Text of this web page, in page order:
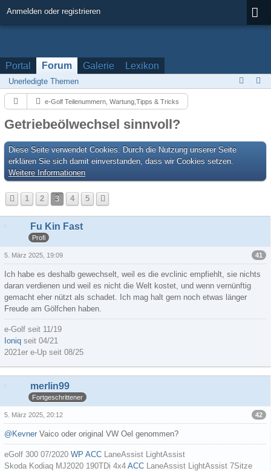
Anmelden oder registrieren
Portal Forum Galerie Lexikon
Unerledigte Themen
e-Golf Teilenummern, Wartung,Tipps & Tricks
Getriebeölwechsel sinnvoll?
Diese Seite verwendet Cookies. Durch die Nutzung unserer Seite
erklären Sie sich damit einverstanden, dass wir Cookies setzen.
Weitere Informationen
1 2 3 4 5
Fu Kin Fast
Profi
41
5. März 2025, 19:09
Ich habe es deshalb gewechselt, weil es die evclinic empfiehlt, sie nichts
daran verdienen und weil es nicht die Welt kostet, und wenn vernünftig
gemacht eher nützt als schadet. Ich mag halt gern noch etwas länger
Freude am Gölfchen haben.
e-Golf seit 11/19
Ioniq seit 04/21
2021er e-Up seit 08/25
merlin99
Fortgeschrittener
42
5. März 2025, 20:12
@Kevner Vaico oder original VW Oel genommen?
eGolf 300 07/2020 WP ACC LaneAssist LightAssist
Skoda Kodiaq MJ2020 190TDi 4x4 ACC LaneAssist LightAssist 7Sitze